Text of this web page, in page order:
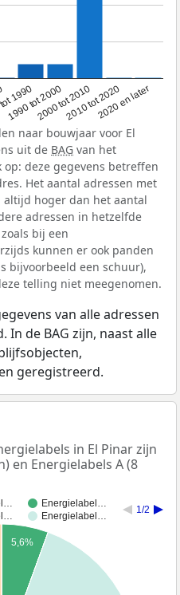
1990
1990 tot 20002000 tot 20102010 tot 20202020 en later
naar bouwjaar voor El
uit de BAG van het
deze gegevens betreffen
Het aantal adressen met
hoger dan het aantal
adressen in hetzelfde
bij een
kunnen er ook panden
bijvoorbeeld een schuur),
telling niet meegenomen.
van alle adressen
In de BAG zijn, naast alle
geregistreerd.
in El Pinar zijn
en Energielabels A (8
Energielabel…
Energielabel…
1/2
5,6%